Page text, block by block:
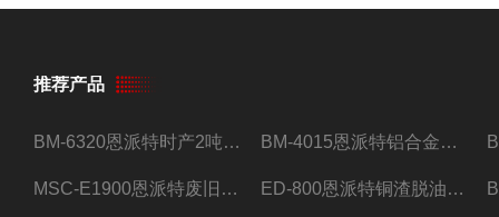
推荐产品
BM-6320恩派特时产2吨合金钢屑压饼机 BM-4015恩派特铝合金屑压饼机 脱油效果好
MSC-E1900恩派特废旧锂电池极片破碎处理设备 ED-800恩派特铜渣脱油机废铜屑铝屑甩油机